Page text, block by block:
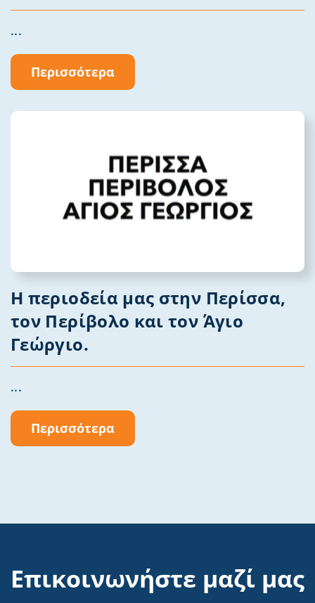
...
Περισσότερα
Η περιοδεία μας στην Περίσσα,
τον Περίβολο και τον Άγιο
Γεώργιο.
...
Περισσότερα
Επικοινωνήστε μαζί μας